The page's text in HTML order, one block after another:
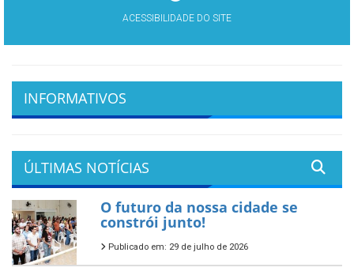
ACESSIBILIDADE DO SITE
INFORMATIVOS
ÚLTIMAS NOTÍCIAS
O futuro da nossa cidade se
constrói junto!
Publicado em: 29 de julho de 2026